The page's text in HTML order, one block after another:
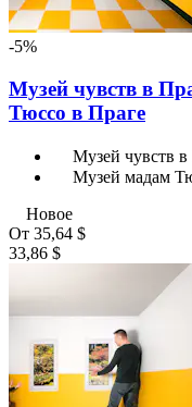
-5%
Музей чувств в
Тюссо в Праге
Музей чувств
Музей мадам
Новое
От 35,64 $
33,86 $